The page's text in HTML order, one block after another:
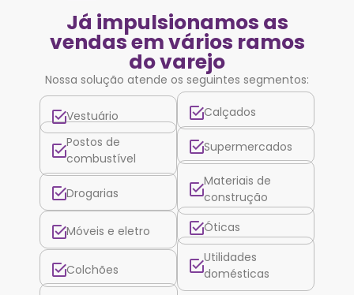
Já impulsionamos as
vendas em vários ramos
do varejo
Nossa solução atende os seguintes segmentos:
Vestuário
Calçados
Postos de
combustível
Supermercados
Drogarias
Materiais de
construção
Móveis e eletro Óticas
Colchões
Utilidades
domésticas